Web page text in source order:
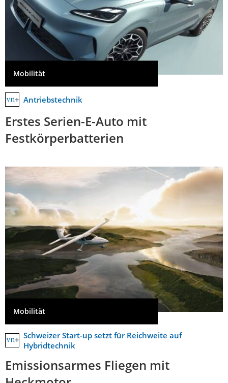
Mobilität
Antriebstechnik
Erstes Serien-E-Auto mit
Festkörperbatterien
Mobilität
Schweizer Start-up setzt für Reichweite auf
Hybridtechnik
Emissionsarmes Fliegen mit